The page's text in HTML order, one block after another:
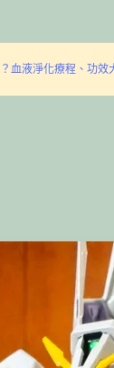
血液淨化療程、功效